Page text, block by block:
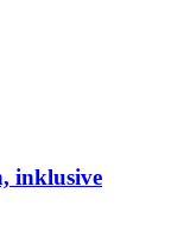
inklusive